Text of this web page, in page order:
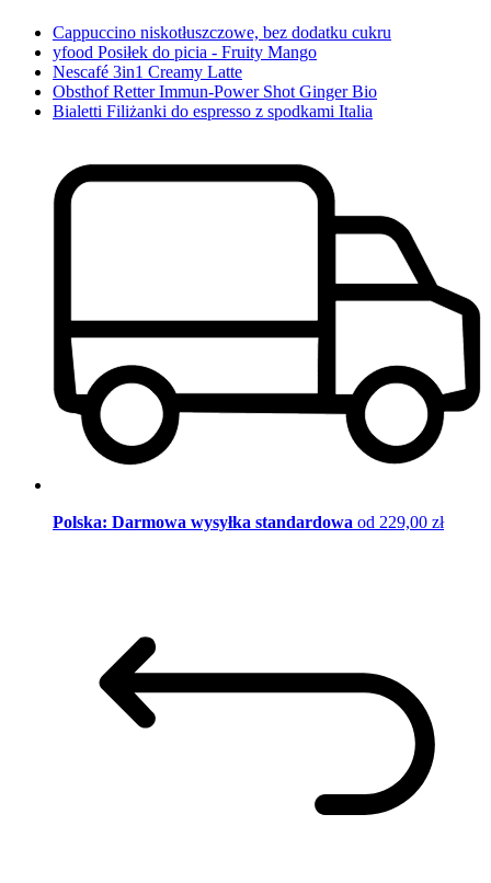
Cappuccino niskotłuszczowe, bez dodatku cukru
yfood Posiłek do picia - Fruity Mango
Nescafé 3in1 Creamy Latte
Obsthof Retter Immun-Power Shot Ginger Bio
Bialetti Filiżanki do espresso z spodkami Italia
Polska: Darmowa wysyłka standardowa od 229,00 zł